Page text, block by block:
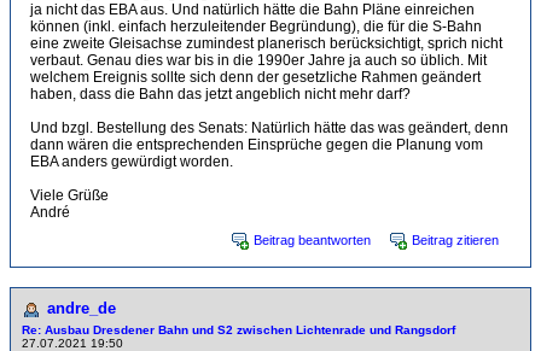
ja nicht das EBA aus. Und natürlich hätte die Bahn Pläne einreichen
können (inkl. einfach herzuleitender Begründung), die für die S-Bahn
eine zweite Gleisachse zumindest planerisch berücksichtigt, sprich nicht
verbaut. Genau dies war bis in die 1990er Jahre ja auch so üblich. Mit
welchem Ereignis sollte sich denn der gesetzliche Rahmen geändert
haben, dass die Bahn das jetzt angeblich nicht mehr darf?
Und bzgl. Bestellung des Senats: Natürlich hätte das was geändert, denn
dann wären die entsprechenden Einsprüche gegen die Planung vom
EBA anders gewürdigt worden.
Viele Grüße
André
Beitrag beantworten Beitrag zitieren
andre_de
Re: Ausbau Dresdener Bahn und S2 zwischen Lichtenrade und Rangsdorf
27.07.2021 19:50